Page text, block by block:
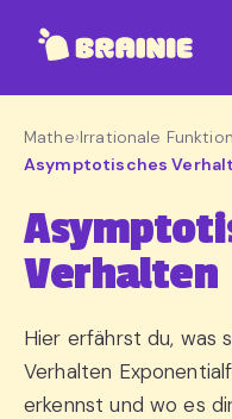
Mathe›Irrationale
Asymptotisches
Verhalten
Hier erfährst du, was
Verhalten
erkennst und wo es